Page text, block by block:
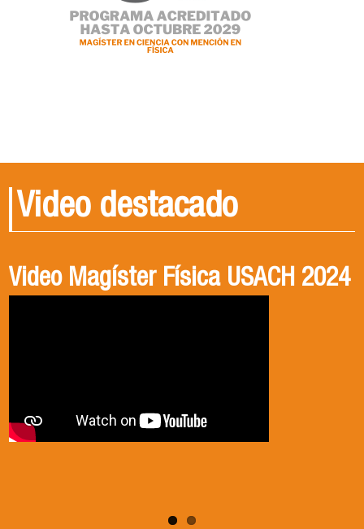
Video destacado
Video Magíster Física USACH 2024
Video Doctorado Física USACH